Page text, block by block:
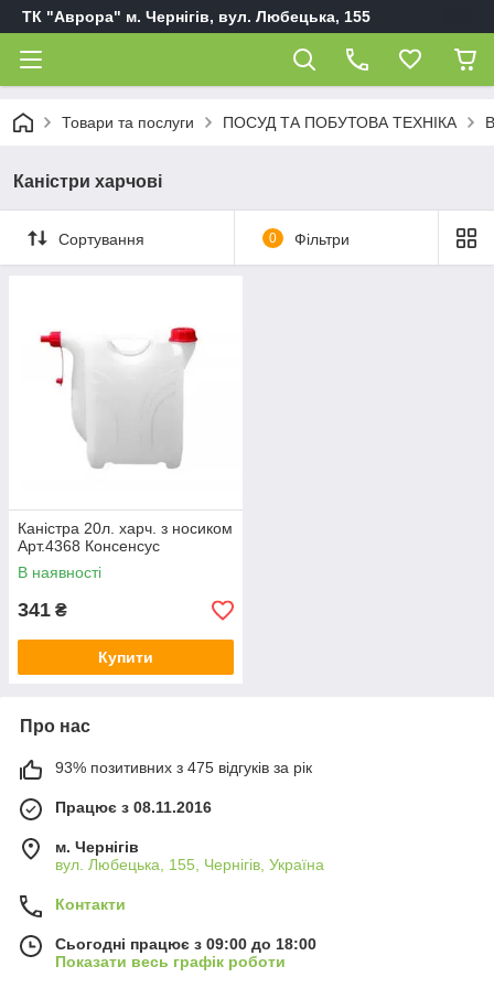
ТК "Аврора" м. Чернігів, вул. Любецька, 155
Товари та послуги ПОСУД ТА ПОБУТОВА ТЕХНІКА
Каністри харчові
Сортування 0 Фільтри
Каністра 20л. харч. з носиком
Арт.4368 Консенсус
В наявності
341 ₴
Купити
Про нас
93% позитивних з 475 відгуків за рік
Працює з 08.11.2016
м. Чернігів
вул. Любецька, 155, Чернігів, Україна
Контакти
Сьогодні працює з 09:00 до 18:00
Показати весь графік роботи